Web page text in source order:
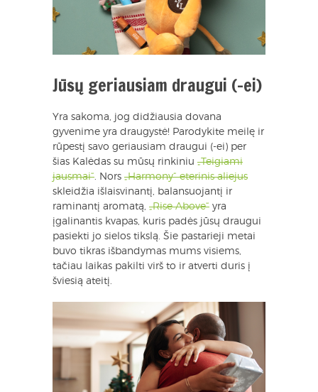
Jūsų geriausiam draugui (-ei)
Yra sakoma, jog didžiausia dovana
gyvenime yra draugystė! Parodykite meilę ir
rūpestį savo geriausiam draugui (-ei) per
šias Kalėdas su mūsų rinkiniu „Teigiami
jausmai“. Nors „Harmony“ eterinis aliejus
skleidžia išlaisvinantį, balansuojantį ir
raminantį aromatą, „Rise Above“ yra
įgalinantis kvapas, kuris padės jūsų draugui
pasiekti jo sielos tikslą. Šie pastarieji metai
buvo tikras išbandymas mums visiems,
tačiau laikas pakilti virš to ir atverti duris į
šviesią ateitį.